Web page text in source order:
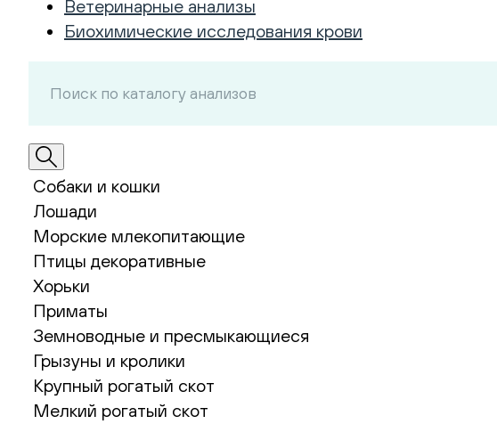
Ветеринарные анализы
Биохимические исследования крови
Собаки и кошки
Лошади
Морские млекопитающие
Птицы декоративные
Хорьки
Приматы
Земноводные и пресмыкающиеся
Грызуны и кролики
Крупный рогатый скот
Мелкий рогатый скот